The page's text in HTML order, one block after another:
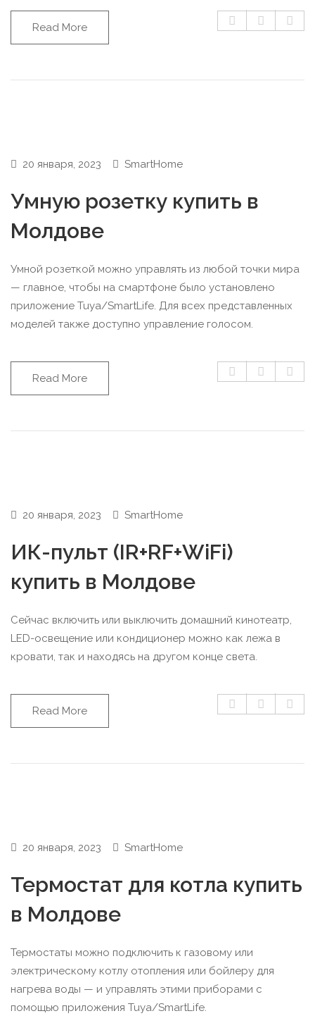
Read More
20 января, 2023 SmartHome
Умную розетку купить в
Молдове
Умной розеткой можно управлять из любой точки мира
— главное, чтобы на смартфоне было установлено
приложение Tuya/SmartLife. Для всех представленных
моделей также доступно управление голосом.
Read More
20 января, 2023 SmartHome
ИК-пульт (IR+RF+WiFi)
купить в Молдове
Сейчас включить или выключить домашний кинотеатр,
LED-освещение или кондиционер можно как лежа в
кровати, так и находясь на другом конце света.
Read More
20 января, 2023 SmartHome
Термостат для котла купить
в Молдове
Термостаты можно подключить к газовому или
электрическому котлу отопления или бойлеру для
нагрева воды — и управлять этими приборами с
помощью приложения Tuya/SmartLife.